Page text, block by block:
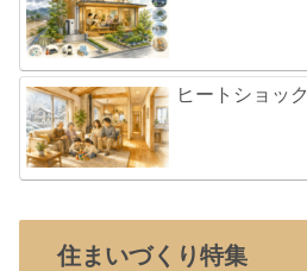
ヒートショッ
住まいづくり特集